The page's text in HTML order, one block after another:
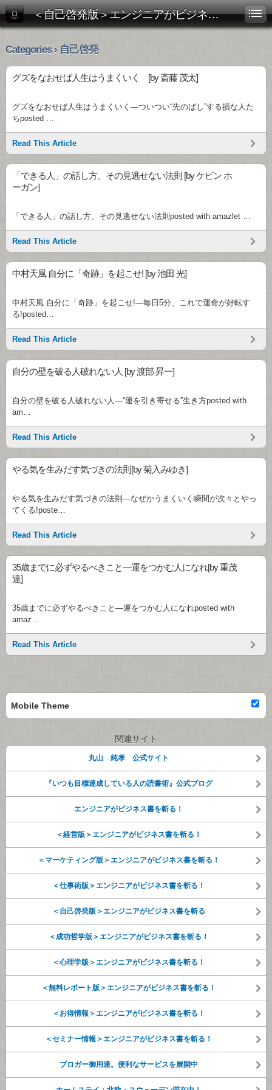
＜自己啓発版＞エンジニアがビジネス書を斬る！
Categories › 自己啓発
グズをなおせば人生はうまくいく [by 斎藤 茂太]
グズをなおせば人生はうまくいく―ついつい“先のばし”する損な人た
ちposted …
Read This Article
「できる人」の話し方、その見逃せない法則 [by ケビン ホ
ーガン]
「できる人」の話し方、その見逃せない法則posted with amazlet …
Read This Article
中村天風 自分に「奇跡」を起こせ! [by 池田 光]
中村天風 自分に「奇跡」を起こせ!―毎日5分、これで運命が好転す
る!posted…
Read This Article
自分の壁を破る人破れない人 [by 渡部 昇一]
自分の壁を破る人破れない人―“運を引き寄せる”生き方posted with
am…
Read This Article
やる気を生みだす気づきの法則[by 菊入みゆき]
やる気を生みだす気づきの法則―なぜかうまくいく瞬間が次々とやっ
てくる!poste…
Read This Article
35歳までに必ずやるべきこと―運をつかむ人になれ[by 重茂
達]
35歳までに必ずやるべきこと―運をつかむ人になれposted with
amaz…
Read This Article
Mobile Theme
関連サイト
丸山 純孝 公式サイト
『いつも目標達成している人の読書術』公式ブログ
エンジニアがビジネス書を斬る！
＜経営版＞エンジニアがビジネス書を斬る！
＜マーケティング版＞エンジニアがビジネス書を斬る！
＜仕事術版＞エンジニアがビジネス書を斬る！
＜自己啓発版＞エンジニアがビジネス書を斬る
＜成功哲学版＞エンジニアがビジネス書を斬る！
＜心理学版＞エンジニアがビジネス書を斬る！
＜無料レポート版＞エンジニアがビジネス書を斬る！
＜お得情報＞エンジニアがビジネス書を斬る！
＜セミナー情報＞エンジニアがビジネス書を斬る！
ブロガー御用達。便利なサービスを展開中